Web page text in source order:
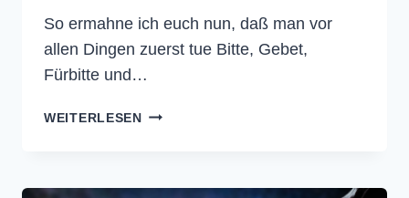
So ermahne ich euch nun, daß man vor
allen Dingen zuerst tue Bitte, Gebet,
Fürbitte und…
WEITERLESEN 1.